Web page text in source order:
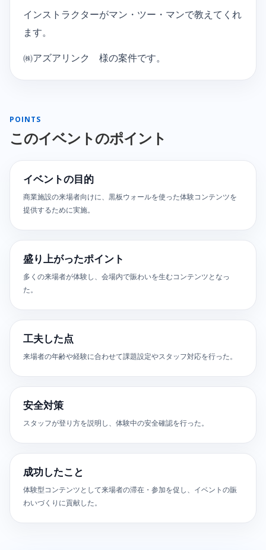
インストラクターがマン・ツー・マンで教えてくれ
ます。
㈱アズアリンク 様の案件です。
POINTS
このイベントのポイント
イベントの目的
商業施設の来場者向けに、黒板ウォールを使った体験コンテンツを
提供するために実施。
盛り上がったポイント
多くの来場者が体験し、会場内で賑わいを生むコンテンツとなっ
た。
工夫した点
来場者の年齢や経験に合わせて課題設定やスタッフ対応を行った。
安全対策
スタッフが登り方を説明し、体験中の安全確認を行った。
成功したこと
体験型コンテンツとして来場者の滞在・参加を促し、イベントの賑
わいづくりに貢献した。